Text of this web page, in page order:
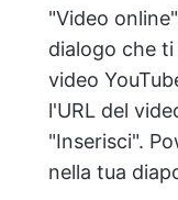
"Video
dialogo che ti
video
l'URL del
"Inserisci".
nella tua